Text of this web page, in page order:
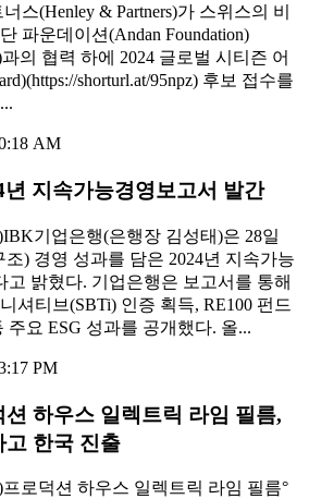
스(Henley & Partners)가 스위스의 비
파운데이션(Andan Foundation)
과의 협력 하에 2024 글로벌 시티즌 어
shorturl.at/95npz) 후보 접수를
AM
지속가능경영보고서 발간
기업은행(은행장 김성태)은 28일
조) 경영 성과를 담은 2024년 지속가능
고 밝혔다. 기업은행은 보고서를 통해
셔티브(SBTi) 인증 획득, RE100 펀드
주요 ESG 성과를 공개했다. 올...
PM
하우스 일렉트릭 라임 필름,
고 한국 진출
로덕션 하우스 일렉트릭 라임 필름°